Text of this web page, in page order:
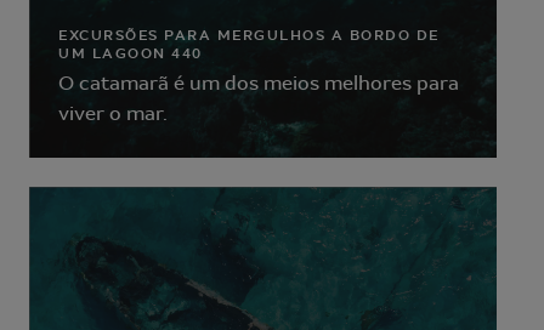
DREAM STORIES
EXCURSÕES PARA MERGULHOS A BORDO DE
UM LAGOON 440
O catamarã é um dos meios melhores para
viver o mar.